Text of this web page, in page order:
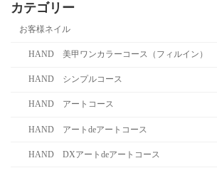
カテゴリー
お客様ネイル
HAND 美甲ワンカラーコース（フィルイン）
HAND シンプルコース
HAND アートコース
HAND アートdeアートコース
HAND DXアートdeアートコース